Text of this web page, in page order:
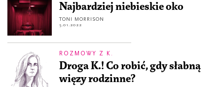
Najbardziej niebieskie oko
TONI MORRISON
5.01.2022
ROZMOWY Z K.
Droga K.! Co robić, gdy słabną
więzy rodzinne?